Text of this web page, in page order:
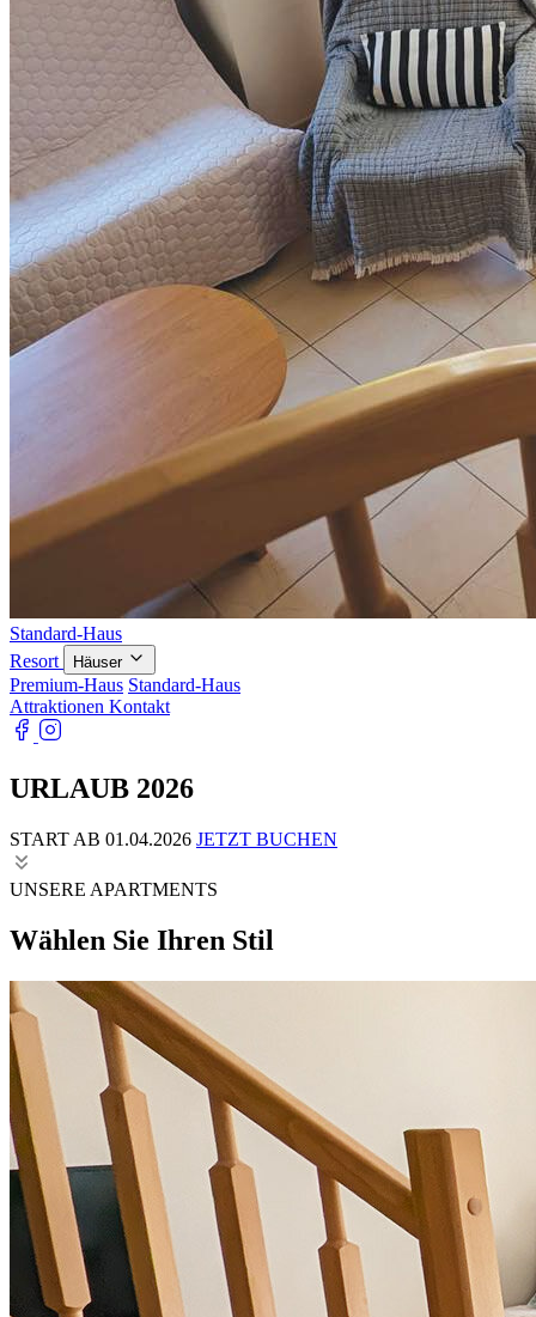
Standard-Haus
Resort
Häuser
Premium-Haus Standard-Haus
Attraktionen Kontakt
URLAUB 2026
START AB 01.04.2026 JETZT BUCHEN
UNSERE APARTMENTS
Wählen Sie Ihren Stil